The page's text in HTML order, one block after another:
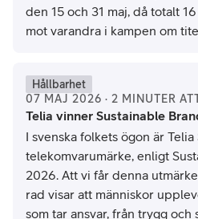
den 15 och 31 maj, då totalt
mot varandra i kampen om
Hållbarhet
07 MAJ 2026 · 2 MINUTER
Telia vinner Sustainable
I svenska folkets ögon är
telekomvarumärke, enligt
2026. Att vi får denna
rad visar att människor
som tar ansvar, från trygg